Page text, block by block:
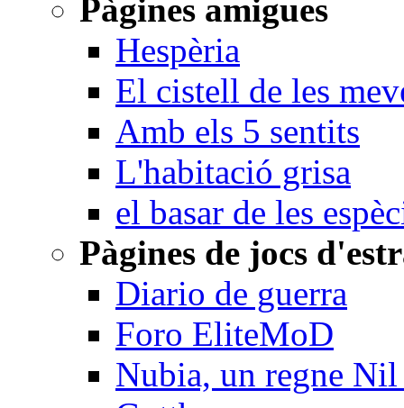
Pàgines amigues
Hespèria
El cistell de les
Amb els 5 sentits
L'habitació grisa
el basar de les
Pàgines de jocs
Diario de guerra
Foro EliteMoD
Nubia, un regne